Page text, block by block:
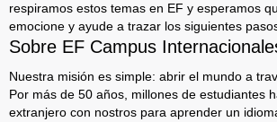
respiramos estos temas en EF y esperamos
emocione y ayude a trazar los siguientes
Sobre EF Campus
Nuestra misión es simple: abrir el mundo a
Por más de 50 años, millones de estudiantes
extranjero con nostros para aprender un